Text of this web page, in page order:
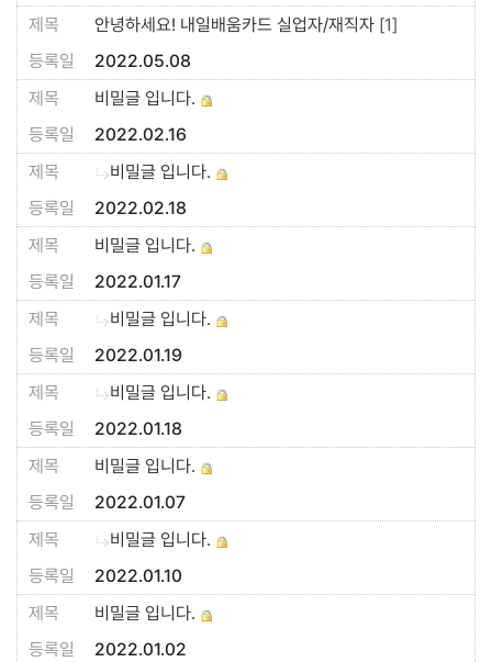
안녕하세요! 내일배움카드 실업자/재직자 [1]
2022.05.08
비밀글 입니다.
2022.02.16
비밀글 입니다.
2022.02.18
비밀글 입니다.
2022.01.17
비밀글 입니다.
2022.01.19
비밀글 입니다.
2022.01.18
비밀글 입니다.
2022.01.07
비밀글 입니다.
2022.01.10
비밀글 입니다.
2022.01.02